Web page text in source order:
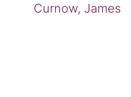
Curnow, James